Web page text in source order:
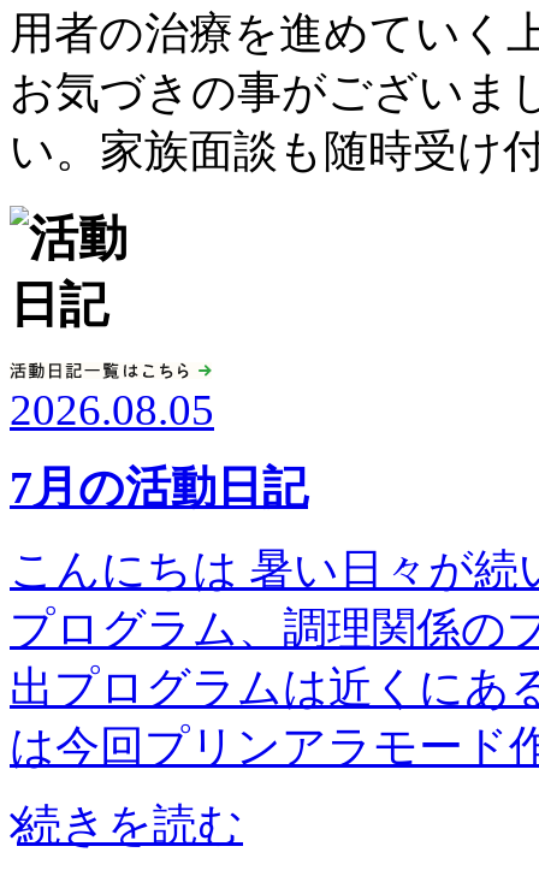
用者の治療を進めていく
お気づきの事がございま
い。家族面談も随時受け
2026.08.05
7月の活動日記
こんにちは 暑い日々が
プログラム、調理関係
出プログラムは近くにあ
は今回プリンアラモー
続きを読む